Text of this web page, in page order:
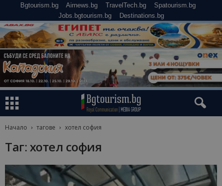
Bgtourism.bg Airnews.bg TravelTech.bg
Spatourism.bg
Jobs.bgtourism.bg
Destinations.bg
Начало тагове хотел софия
Таг: хотел софия